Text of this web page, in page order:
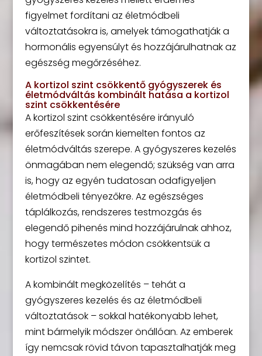
figyelmet fordítani az életmódbeli
változtatásokra is, amelyek támogathatják a
hormonális egyensúlyt és hozzájárulhatnak az
egészség megőrzéséhez.
A kortizol szint csökkentő gyógyszerek és
életmódváltás kombinált hatása a kortizol
szint csökkentésére
A kortizol szint csökkentésére irányuló
erőfeszítések során kiemelten fontos az
életmódváltás szerepe. A gyógyszeres kezelés
önmagában nem elegendő; szükség van arra
is, hogy az egyén tudatosan odafigyeljen
életmódbeli tényezőkre. Az egészséges
táplálkozás, rendszeres testmozgás és
elegendő pihenés mind hozzájárulnak ahhoz,
hogy természetes módon csökkentsük a
kortizol szintet.
A kombinált megközelítés – tehát a
gyógyszeres kezelés és az életmódbeli
változtatások – sokkal hatékonyabb lehet,
mint bármelyik módszer önállóan. Az emberek
így nemcsak rövid távon tapasztalhatják meg